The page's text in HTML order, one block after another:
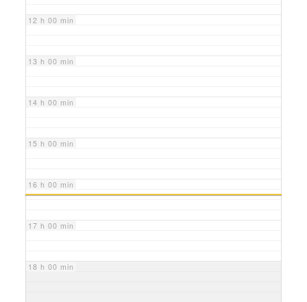
12 h 00 min
13 h 00 min
14 h 00 min
15 h 00 min
16 h 00 min
17 h 00 min
18 h 00 min